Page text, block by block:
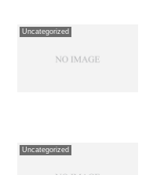
Uncategorized
Uncategorized